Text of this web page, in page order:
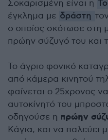
Σοκαρισμένη είναι η
έγκλημα με δράστη
ο οποίος σκότωσε στη
πρώην σύζυγό του και
Το άγριο φονικό
από κάμερα κινητού
φαίνεται ο 25χρονος
αυτοκίνητό του
οδηγούσε η πρώην
Κάγια, και να παλεύει